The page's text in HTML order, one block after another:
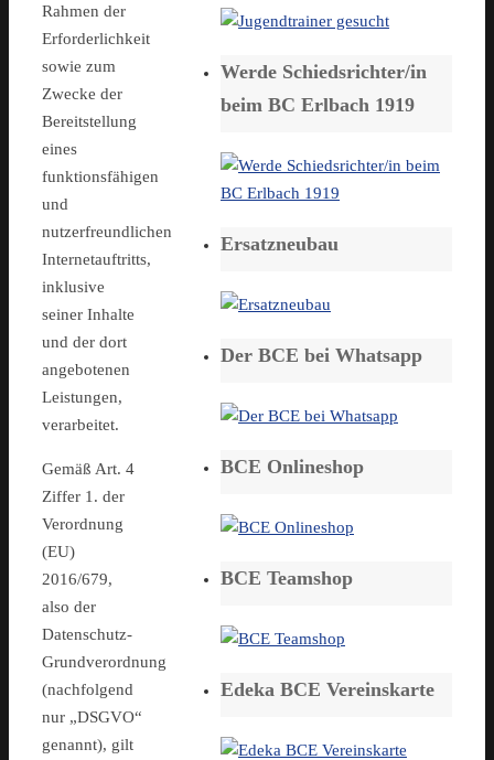
Rahmen der
Erforderlichkeit
sowie zum
Zwecke der
Bereitstellung
eines
funktionsfähigen
und
nutzerfreundlichen
Internetauftritts,
inklusive
seiner Inhalte
und der dort
angebotenen
Leistungen,
verarbeitet.
Gemäß Art. 4
Ziffer 1. der
Verordnung
(EU)
2016/679,
also der
Datenschutz-
Grundverordnung
(nachfolgend
nur „DSGVO“
genannt), gilt
Werde Schiedsrichter/in
beim BC Erlbach 1919
Ersatzneubau
Der BCE bei Whatsapp
BCE Onlineshop
BCE Teamshop
Edeka BCE Vereinskarte